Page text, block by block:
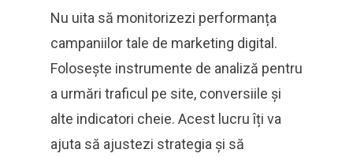
Nu uita să monitorizezi performanța
campaniilor tale de marketing digital.
Folosește instrumente de analiză pentru
a urmări traficul pe site, conversiile și
alte indicatori cheie. Acest lucru îți va
ajuta să ajustezi strategia și să